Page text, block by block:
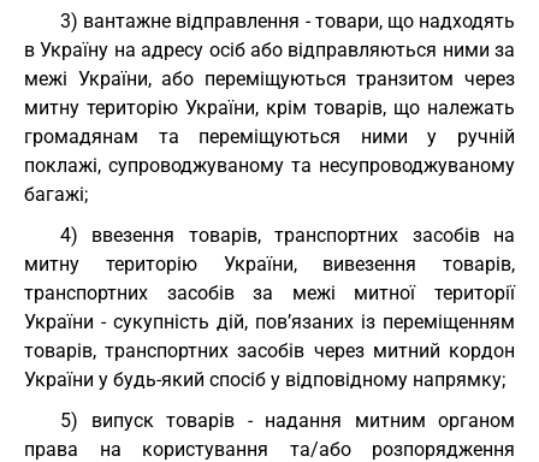
3) вантажне відправлення - товари, що надходять
в Україну на адресу осіб або відправляються ними за
межі України, або переміщуються транзитом через
митну територію України, крім товарів, що належать
громадянам та переміщуються ними у ручній
поклажі, супроводжуваному та несупроводжуваному
багажі;
4) ввезення товарів, транспортних засобів на
митну територію України, вивезення товарів,
транспортних засобів за межі митної території
України - сукупність дій, пов’язаних із переміщенням
товарів, транспортних засобів через митний кордон
України у будь-який спосіб у відповідному напрямку;
5) випуск товарів - надання митним органом
права на користування та/або розпорядження